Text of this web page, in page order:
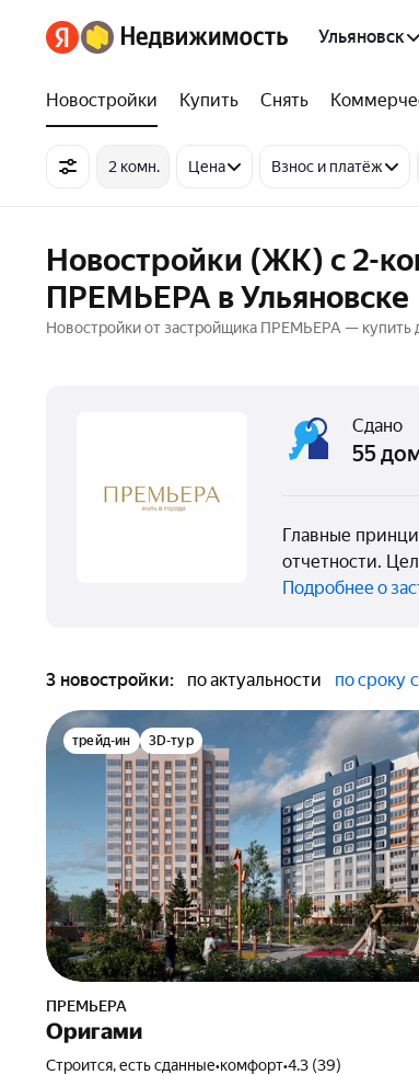
Ульяновск
Новостройки Купить Снять
2 комн. Цена Взнос и платёж
Новостройки (ЖК) с 2-
ПРЕМЬЕРА в Ульяновске
Новостройки от застройщика ПРЕМЬЕРА — купить
Сдано
55
Главные
отчетности.
Подробнее о
3 новостройки: по актуальности по сроку
трейд-ин 3D-тур
ПРЕМЬЕРА
Оригами
Строится, есть сданные•комфорт•4.3 (39)